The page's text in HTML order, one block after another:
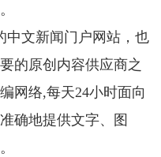
中文新闻门户网站，也
的原创内容供应商之
网络,每天24小时面向
确地提供文字、图